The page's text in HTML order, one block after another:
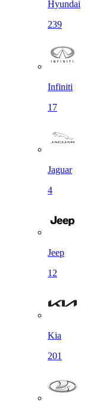
Hyundai
239
Infiniti
17
Jaguar
4
Jeep
12
Kia
201